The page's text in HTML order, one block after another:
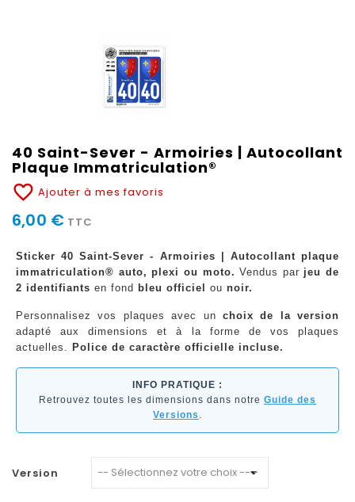
40 Saint-Sever - Armoiries | Autocollant
Plaque Immatriculation®
favorite_border Ajouter à mes favoris
6,00 € TTC
Sticker 40 Saint-Sever - Armoiries | Autocollant plaque
immatriculation® auto, plexi ou moto. Vendus par jeu de
2 identifiants en fond bleu officiel ou noir.
Personnalisez vos plaques avec un choix de la version
adapté aux dimensions et à la forme de vos plaques
actuelles. Police de caractère officielle incluse.
INFO PRATIQUE :
Retrouvez toutes les dimensions dans notre Guide des
Versions .
Version